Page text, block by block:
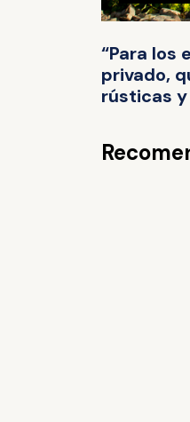
“Para los
privado,
rústicas y